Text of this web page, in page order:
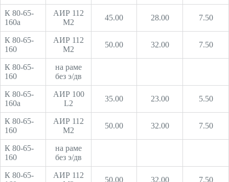
К 80-65-
160а
АИР 112
М2
45.00 28.00 7.50
К 80-65-
160
АИР 112
М2
50.00 32.00 7.50
К 80-65-
160
на раме
без э/дв
К 80-65-
160а
АИР 100
L2
35.00 23.00 5.50
К 80-65-
160
АИР 112
М2
50.00 32.00 7.50
К 80-65-
160
на раме
без э/дв
К 80-65-
АИР 112
50.00 32.00 7.50